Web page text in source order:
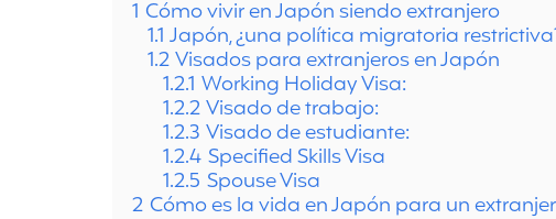
1 Cómo vivir en Japón siendo extranjero
1.1 Japón, ¿una política migratoria
1.2Visados para extranjeros en Japón
1.2.1 Working Holiday Visa:
1.2.2Visado de trabajo:
1.2.3 Visado de estudiante:
1.2.4 Specified Skills Visa
1.2.5 Spouse Visa
2 Cómo es la vida en Japón para un